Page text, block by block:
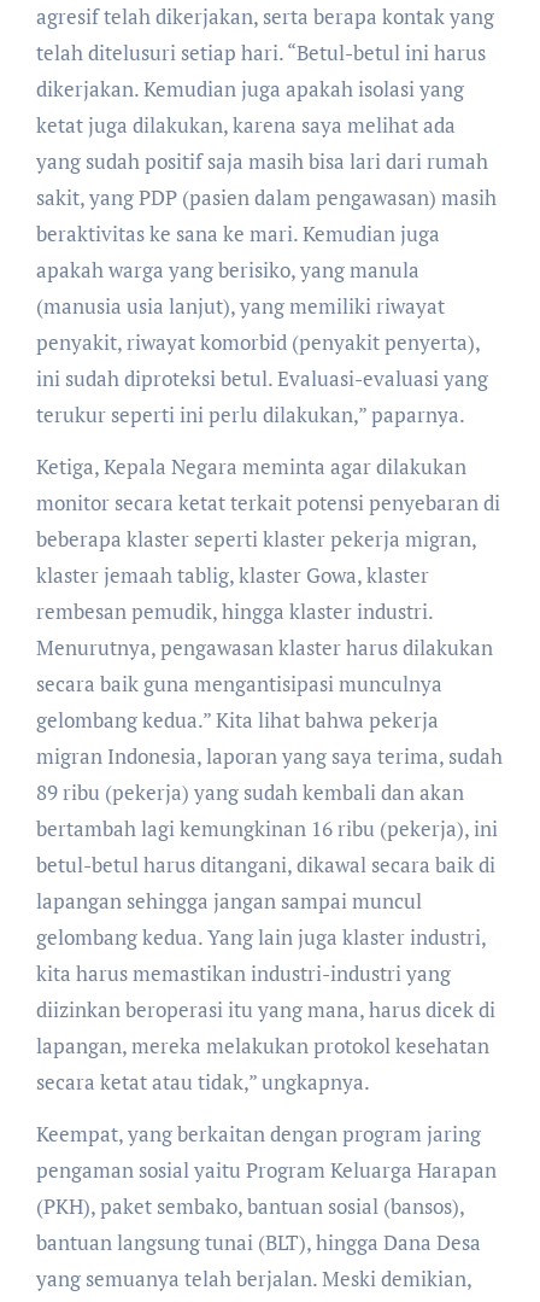
agresif telah dikerjakan, serta berapa kontak yang
telah ditelusuri setiap hari. “Betul-betul ini harus
dikerjakan. Kemudian juga apakah isolasi yang
ketat juga dilakukan, karena saya melihat ada
yang sudah positif saja masih bisa lari dari rumah
sakit, yang PDP (pasien dalam pengawasan) masih
beraktivitas ke sana ke mari. Kemudian juga
apakah warga yang berisiko, yang manula
(manusia usia lanjut), yang memiliki riwayat
penyakit, riwayat komorbid (penyakit penyerta),
ini sudah diproteksi betul. Evaluasi-evaluasi yang
terukur seperti ini perlu dilakukan,” paparnya.
Ketiga, Kepala Negara meminta agar dilakukan
monitor secara ketat terkait potensi penyebaran di
beberapa klaster seperti klaster pekerja migran,
klaster jemaah tablig, klaster Gowa, klaster
rembesan pemudik, hingga klaster industri.
Menurutnya, pengawasan klaster harus dilakukan
secara baik guna mengantisipasi munculnya
gelombang kedua.” Kita lihat bahwa pekerja
migran Indonesia, laporan yang saya terima, sudah
89 ribu (pekerja) yang sudah kembali dan akan
bertambah lagi kemungkinan 16 ribu (pekerja), ini
betul-betul harus ditangani, dikawal secara baik di
lapangan sehingga jangan sampai muncul
gelombang kedua. Yang lain juga klaster industri,
kita harus memastikan industri-industri yang
diizinkan beroperasi itu yang mana, harus dicek di
lapangan, mereka melakukan protokol kesehatan
secara ketat atau tidak,” ungkapnya.
Keempat, yang berkaitan dengan program jaring
pengaman sosial yaitu Program Keluarga Harapan
(PKH), paket sembako, bantuan sosial (bansos),
bantuan langsung tunai (BLT), hingga Dana Desa
yang semuanya telah berjalan. Meski demikian,